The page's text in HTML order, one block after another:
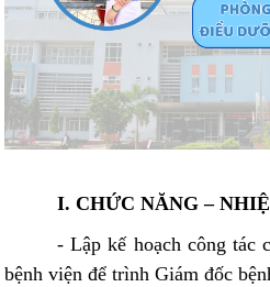
I. CHỨC NĂNG –
- Lập kế hoạch công tác
bệnh viện để trình Giám đốc